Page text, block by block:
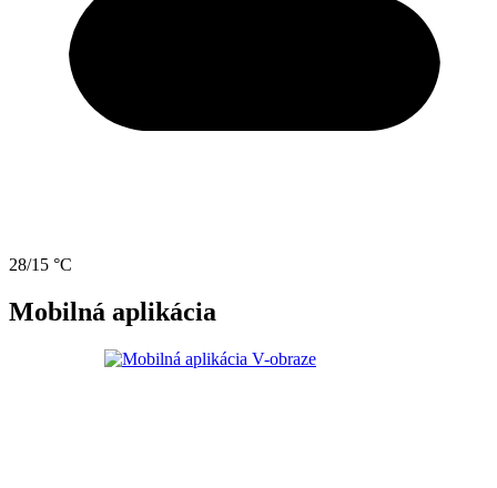
28/15 °C
Mobilná aplikácia